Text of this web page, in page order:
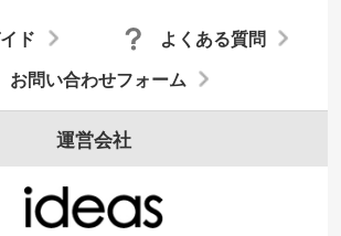
お問い合わせフォーム
よくある質問
ド
運営会社